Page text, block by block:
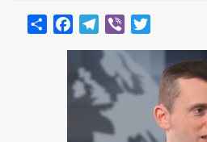
ShareFacebookTelegram
Viber